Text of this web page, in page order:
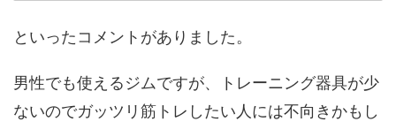
といったコメントがありました。
男性でも使えるジムですが、トレーニング器具が少
ないのでガッツリ筋トレしたい人には不向きかもし